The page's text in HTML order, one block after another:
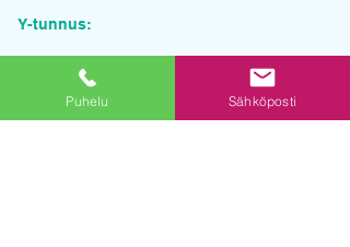
Y-tunnus:
1903037-3
Pyydä tarjous palvelusta
Puhelu Sähköposti